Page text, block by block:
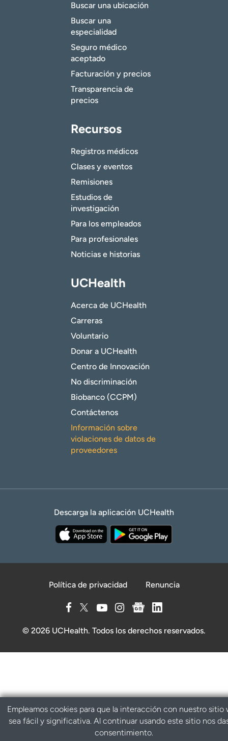
Buscar una ubicación
Buscar una
especialidad
Seguro médico
aceptado
Facturación y precios
Transparencia de
precios
Recursos
Registros médicos
Clases y eventos
Remisiones
Estudios de
investigación
Para los empleados
Para profesionales
Noticias e historias
UCHealth
Acerca de UCHealth
Carreras
Voluntario
Donar a UCHealth
Centro de Innovación
No discriminación
Biobanco (CCPM)
Contáctenos
Información sobre
violaciones de datos de
proveedores
Descarga la aplicación UCHealth
Política de privacidad Renuncia
© 2026 UCHealth. Todos los derechos reservados.
Empleamos cookies para que la interacción con nuestro sitio
sea fácil y significativa. Al continuar usando este sitio nos
consentimiento.